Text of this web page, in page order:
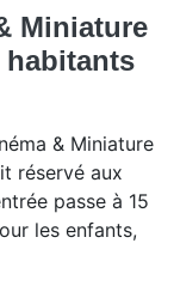
Miniature
habitants
& Miniature
réservé aux
passe à 15
les enfants,